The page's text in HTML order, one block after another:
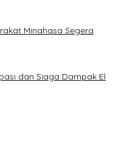
Minahasa Segera
dan Siaga Dampak El